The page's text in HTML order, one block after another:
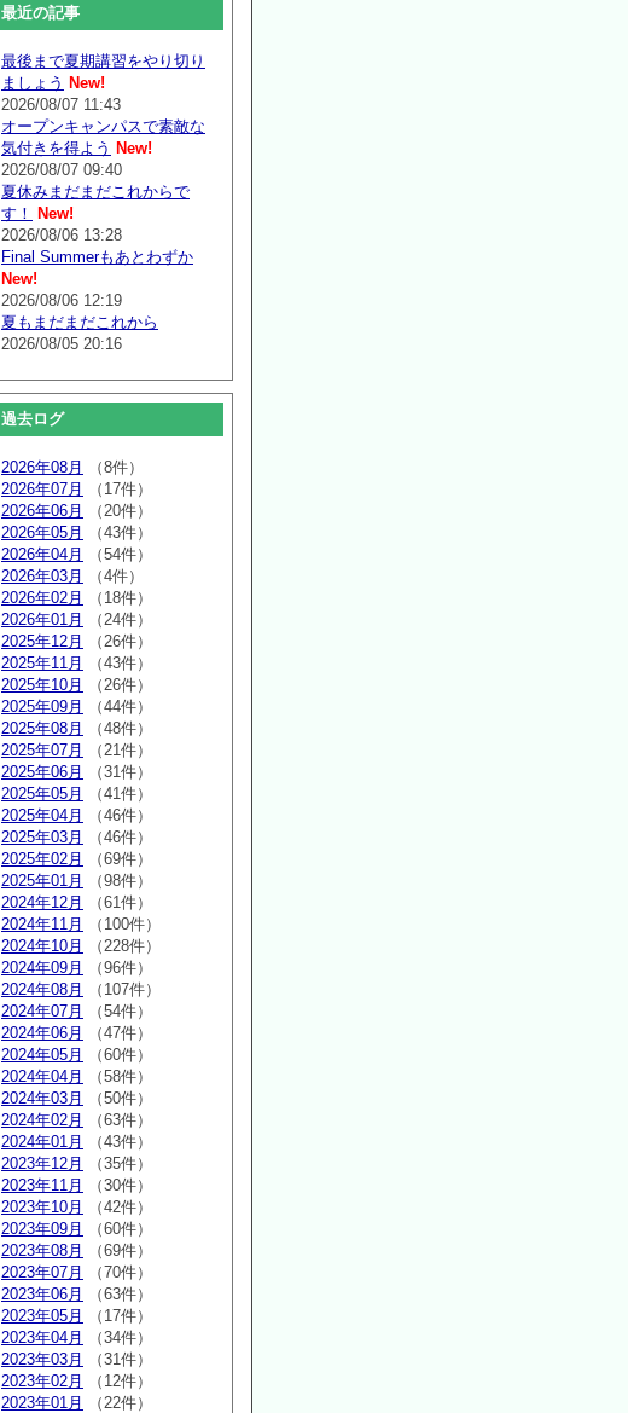
最近の記事
最後まで夏期講習をやり切り
ましょう New!
2026/08/07 11:43
オープンキャンパスで素敵な
気付きを得よう New!
2026/08/07 09:40
夏休みまだまだこれからで
す！
New!
2026/08/06 13:28
Final Summerもあとわずか
New!
2026/08/06 12:19
夏もまだまだこれから
2026/08/05 20:16
過去ログ
2026年08月
（8件）
2026年07月
（17件）
2026年06月
（20件）
2026年05月
（43件）
2026年04月
（54件）
2026年03月
（4件）
2026年02月
（18件）
2026年01月
（24件）
2025年12月
（26件）
2025年11月
（43件）
2025年10月
（26件）
2025年09月
（44件）
2025年08月
（48件）
2025年07月
（21件）
2025年06月
（31件）
2025年05月
（41件）
2025年04月
（46件）
2025年03月
（46件）
2025年02月
（69件）
2025年01月
（98件）
2024年12月
（61件）
2024年11月
（100件）
2024年10月
（228件）
2024年09月
（96件）
2024年08月
（107件）
2024年07月
（54件）
2024年06月
（47件）
2024年05月
（60件）
2024年04月
（58件）
2024年03月
（50件）
2024年02月
（63件）
2024年01月
（43件）
2023年12月
（35件）
2023年11月
（30件）
2023年10月
（42件）
2023年09月
（60件）
2023年08月
（69件）
2023年07月
（70件）
2023年06月
（63件）
2023年05月
（17件）
2023年04月
（34件）
2023年03月
（31件）
2023年02月
（12件）
2023年01月
（22件）